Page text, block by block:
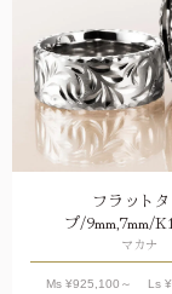
フラットタ
プ/9mm,7mm/
マカナ
Ms ¥925,100 ～ Ls ¥